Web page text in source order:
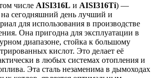
числе AISI316L и AISI316Ti) —
на сегодняшний день лучший и
для использования в производстве
Она пригодна для эксплуатации в
диапазоне, стойка к большому
кислот. Это делает её
в любых системах отопления и
Эта сталь незаменима в дымоходах